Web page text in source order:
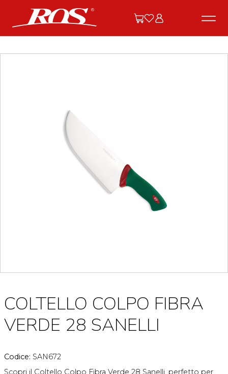
COLTELLO COLPO FIBRA
VERDE 28 SANELLI
Codice: SAN672
Scopri il Coltello Colpo Fibra Verde 28 Sanelli, perfetto per